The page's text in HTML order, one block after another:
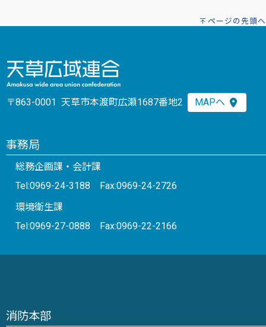
ページの先頭へ
〒863-0001 天草市本渡町広瀬1687番地2 MAPへ
事務局
総務企画課・会計課
Tel:0969-24-3188 Fax:0969-24-2726
環境衛生課
Tel:0969-27-0888 Fax:0969-22-2166
消防本部